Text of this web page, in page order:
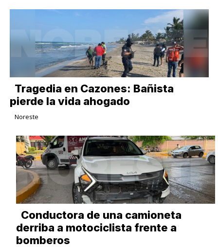
Tragedia en Cazones: Bañista
pierde la vida ahogado
Noreste
Conductora de una camioneta
derriba a motociclista frente a
bomberos